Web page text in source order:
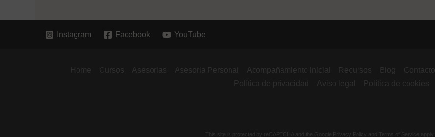
Instagram Facebook YouTube
Home Cursos Asesorias Asesoria Personal Acompañamiento inicial Recursos Blog Contacto
Política de privacidad
Aviso legal Política de cookies
This site is protected by reCAPTCHA and the Google Privacy Policy and Terms of Service apply.
¿Olvidaste tu contraseña?